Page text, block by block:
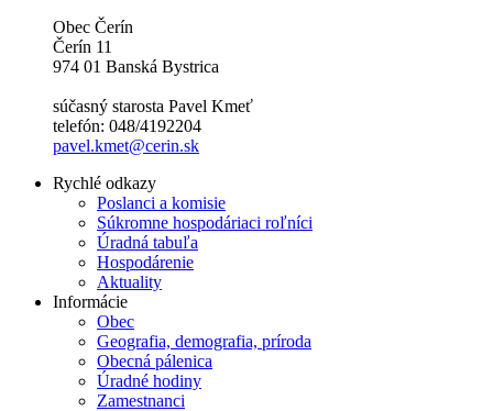
Obec Čerín
Čerín 11
974 01 Banská Bystrica
súčasný starosta Pavel Kmeť
telefón: 048/4192204
pavel.kmet@cerin.sk
Rychlé odkazy
Poslanci a komisie
Súkromne hospodáriaci roľníci
Úradná tabuľa
Hospodárenie
Aktuality
Informácie
Obec
Geografia, demografia, príroda
Obecná pálenica
Úradné hodiny
Zamestnanci